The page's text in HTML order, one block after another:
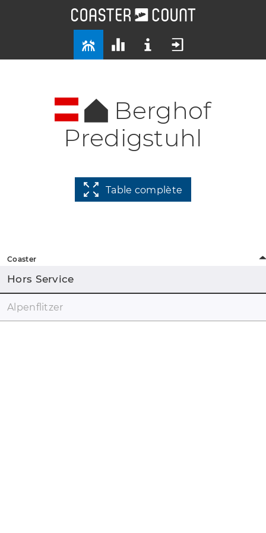
Berghof
Predigstuhl
Table complète
Coaster
Hors Service
Alpenflitzer